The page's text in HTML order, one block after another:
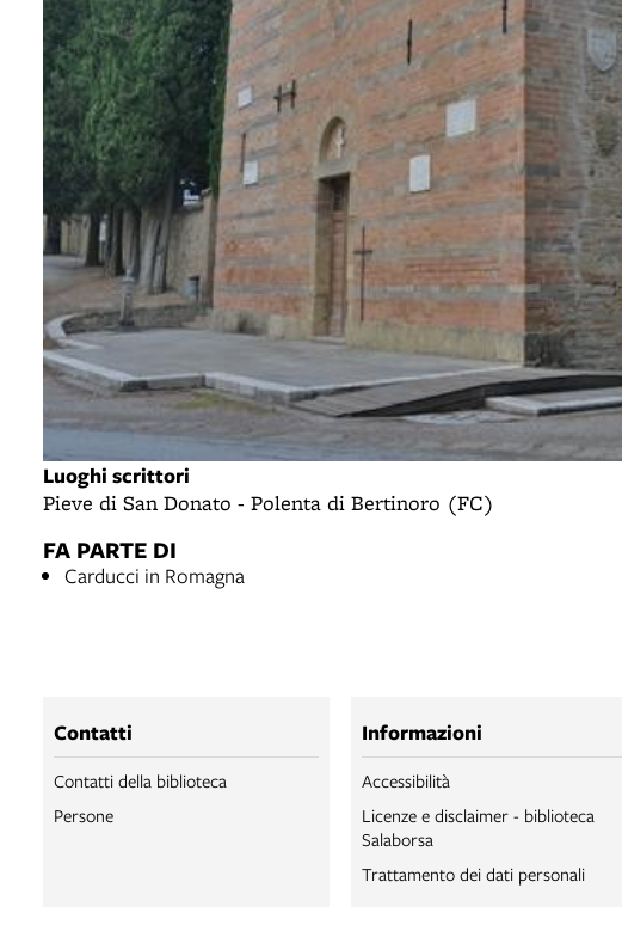
Luoghi scrittori
Pieve di San Donato - Polenta di Bertinoro (FC)
FA PARTE DI
Carducci in Romagna
Contatti
Contatti della biblioteca
Persone
Informazioni
Accessibilità
Licenze e disclaimer - biblioteca
Salaborsa
Trattamento dei dati personali